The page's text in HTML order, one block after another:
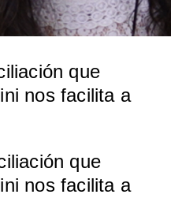
que
nos facilita a
que
nos facilita a